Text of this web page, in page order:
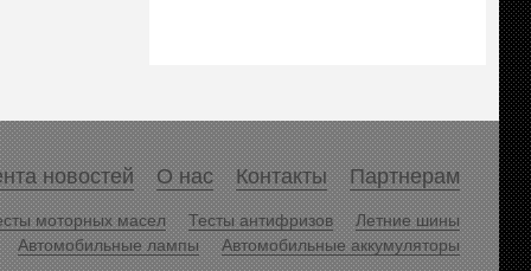
новостей О нас Контакты Партнерам
моторных масел Тесты антифризов
Летние шины
Автомобильные лампы
Автомобильные аккумуляторы